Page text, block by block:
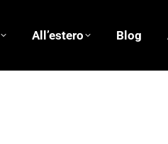
All’estero Blog